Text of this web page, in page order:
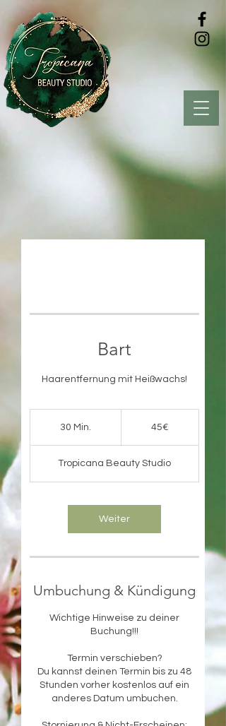
Bart
Haarentfernung mit Heißwachs!
30 Min.
i
n
45€
Tropicana Beauty Studio
Weiter
Umbuchung & Kündigung
Wichtige Hinweise zu deiner
Buchung!!!
Termin verschieben?
Du kannst deinen Termin bis zu 48
Stunden vorher kostenlos auf ein
anderes Datum umbuchen.